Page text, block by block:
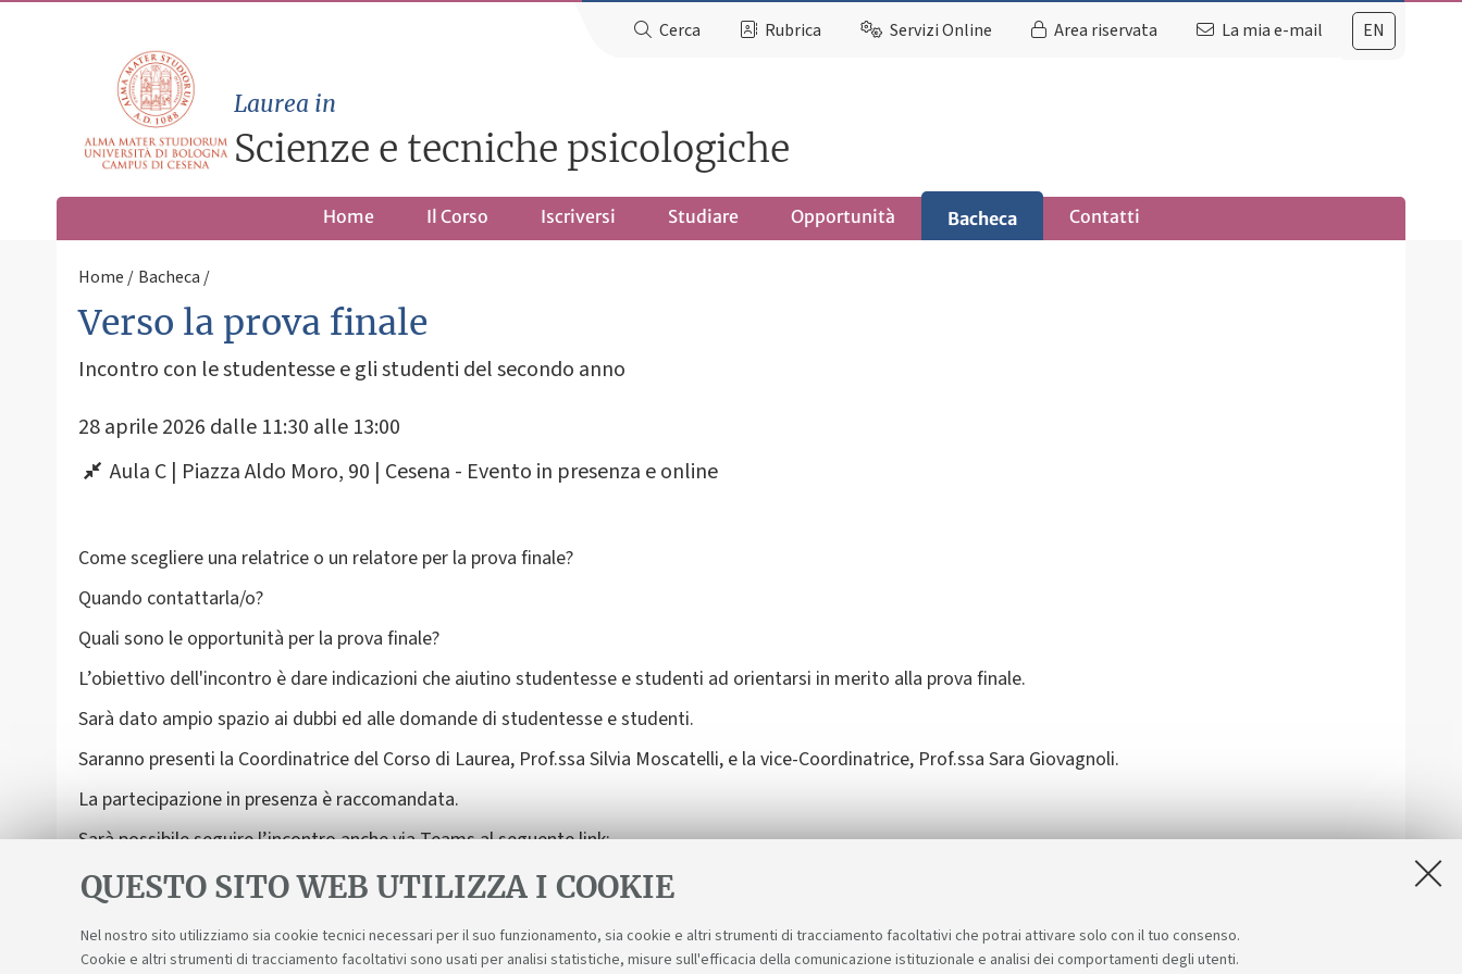
QUESTO SITO WEB UTILIZZA I COOKIE
Nel nostro sito utilizziamo sia cookie tecnici necessari per il suo funzionamento, sia cookie e altri strumenti di tracciamento facoltativi che potrai attivare solo con il tuo consenso.
Cookie e altri strumenti di tracciamento facoltativi sono usati per analisi statistiche, misure sull'efficacia della comunicazione istituzionale e analisi dei comportamenti degli utenti.
EN
Cerca Rubrica Servizi Online Area riservata La mia e-mail
Laurea in
Scienze e tecniche psicologiche
Home Il Corso Iscriversi Studiare Opportunità Bacheca Contatti
Home Bacheca
Verso la prova finale
Incontro con le studentesse e gli studenti del secondo anno
28 aprile 2026 dalle 11:30 alle 13:00
Aula C | Piazza Aldo Moro, 90 | Cesena - Evento in presenza e online
Come scegliere una relatrice o un relatore per la prova finale?
Quando contattarla/o?
Quali sono le opportunità per la prova finale?
L’obiettivo dell'incontro è dare indicazioni che aiutino studentesse e studenti ad orientarsi in merito alla prova finale.
Sarà dato ampio spazio ai dubbi ed alle domande di studentesse e studenti.
Saranno presenti la Coordinatrice del Corso di Laurea, Prof.ssa Silvia Moscatelli, e la vice-Coordinatrice, Prof.ssa Sara Giovagnoli.
La partecipazione in presenza è raccomandata.
Sarà possibile seguire l’incontro anche via Teams al seguente link:
Verso la prova finale | Partecipazione alla riunione | Microsoft Teams